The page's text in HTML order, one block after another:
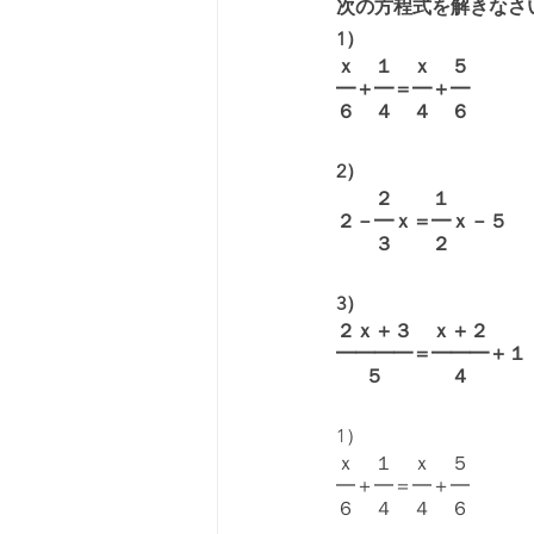
次の方程式を解きなさ
1）
ｘ　１　ｘ　５
━＋━＝━＋━
６　４　４　６
2）
２　　１
２－━ｘ＝━ｘ－５
３　　２
3）
２ｘ＋３　ｘ＋２
━━━━＝━━━＋１
５　　　  ４
1）
ｘ　１　ｘ　５
━＋━＝━＋━
６　４　４　６